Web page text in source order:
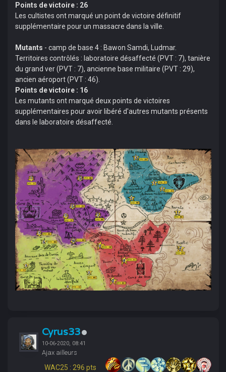
Points de victoire : 26
Les cultistes ont marqué un point de victoire définitif
supplémentaire pour un massacre dans la ville.
Mutants - camp de base 4 : Bawon Samdi, Ludmar.
Territoires contrôlés : laboratoire désaffecté (PVT : 7), tanière
du grand ver (PVT : 7), ancienne base militaire (PVT : 29),
ancien aéroport (PVT : 46).
Points de victoire : 16
Les mutants ont marqué deux points de victoires
supplémentaires pour avoir libéré d'autres mutants présents
dans le laboratoire désaffecté.
Cyrus33
10-06-2020, 08:41
Ajax ailleurs
WAC25 : 296 pts